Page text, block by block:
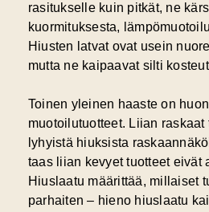
rasitukselle kuin pitkät, ne
kuormituksesta,
Hiusten latvat ovat usein
mutta ne kaipaavat silti
Toinen yleinen haaste on
muotoilutuotteet. Liian raskaat
lyhyistä hiuksista
taas liian kevyet tuotteet eivät
Hiuslaatu määrittää, millaiset
parhaiten – hieno hiuslaatu